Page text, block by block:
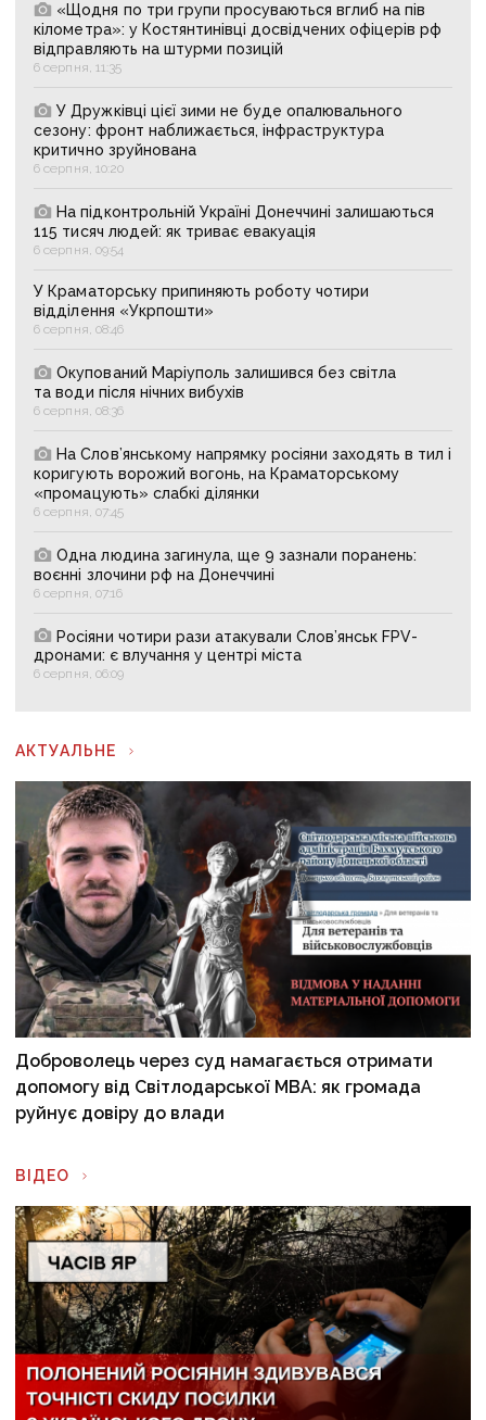
«Щодня по три групи просуваються вглиб на пів
кілометра»: у Костянтинівці досвідчених офіцерів рф
відправляють на штурми позицій
6 серпня, 11:35
У Дружківці цієї зими не буде опалювального
сезону: фронт наближається, інфраструктура
критично зруйнована
6 серпня, 10:20
На підконтрольній Україні Донеччині залишаються
115 тисяч людей: як триває евакуація
6 серпня, 09:54
У Краматорську припиняють роботу чотири
відділення «Укрпошти»
6 серпня, 08:46
Окупований Маріуполь залишився без світла
та води після нічних вибухів
6 серпня, 08:36
На Слов’янському напрямку росіяни заходять в тил і
коригують ворожий вогонь, на Краматорському
«промацують» слабкі ділянки
6 серпня, 07:45
Одна людина загинула, ще 9 зазнали поранень:
воєнні злочини рф на Донеччині
6 серпня, 07:16
Росіяни чотири рази атакували Слов’янськ FPV-
дронами: є влучання у центрі міста
6 серпня, 06:09
АКТУАЛЬНЕ
Доброволець через суд намагається отримати
допомогу від Світлодарської МВА: як громада
руйнує довіру до влади
ВІДЕО